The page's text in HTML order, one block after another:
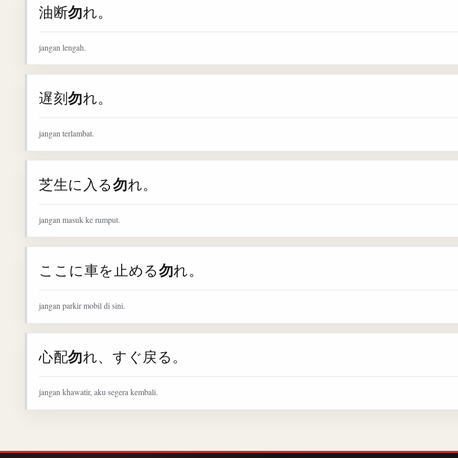
油断勿れ。
jangan lengah.
遅刻勿れ。
jangan terlambat.
芝生に入る勿れ。
jangan masuk ke rumput.
ここに車を止める勿れ。
jangan parkir mobil di sini.
心配勿れ、すぐ戻る。
jangan khawatir, aku segera kembali.